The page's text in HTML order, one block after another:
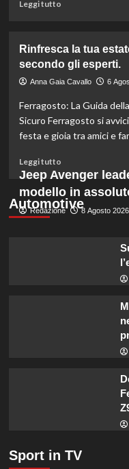
Leggi tutto
Camera
approva
ddl
finanziamenti
aumentati
di
per
settore
primario.
Rinfresca la tua
secondo gli esperti.
Anna Gaia Cavallo 6
Ferragosto: La Guida
Sicuro Ferragosto si
festa e gioia tra amici e
Leggi tuttoLeggi
di
più
su
Rinfresca
Automotive
Jeep Avenger
modello in
Redazione 8 Agosto
Sport in TV